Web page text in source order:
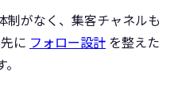
制がなく、集客チャネルも
に フォロー設計 を整えた